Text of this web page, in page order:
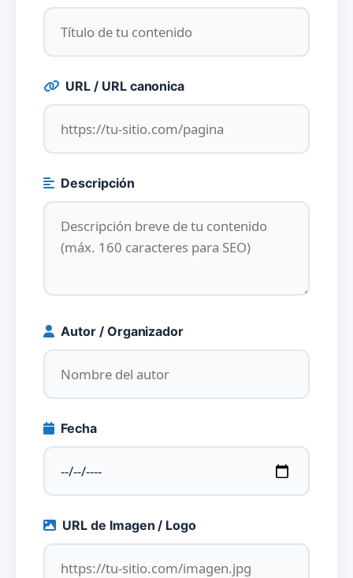
URL / URL canonica
Descripción
Autor / Organizador
Fecha
URL de Imagen / Logo